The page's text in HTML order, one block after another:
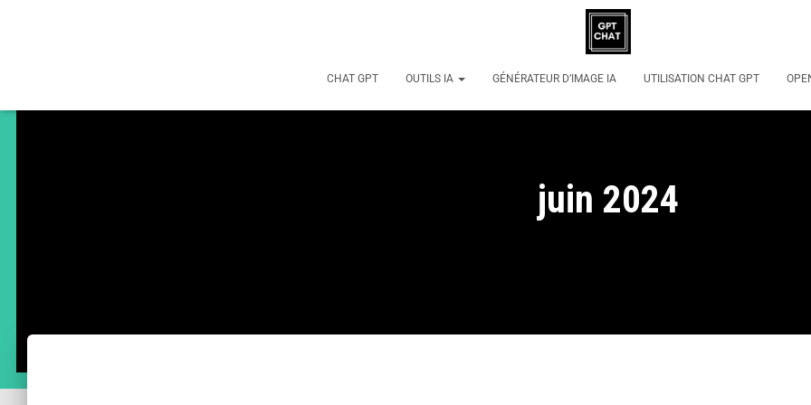
CHAT GPT OUTILS IA GÉNÉRATEUR D’IMAGE IA UTILISATION CHAT GPT
juin 2024